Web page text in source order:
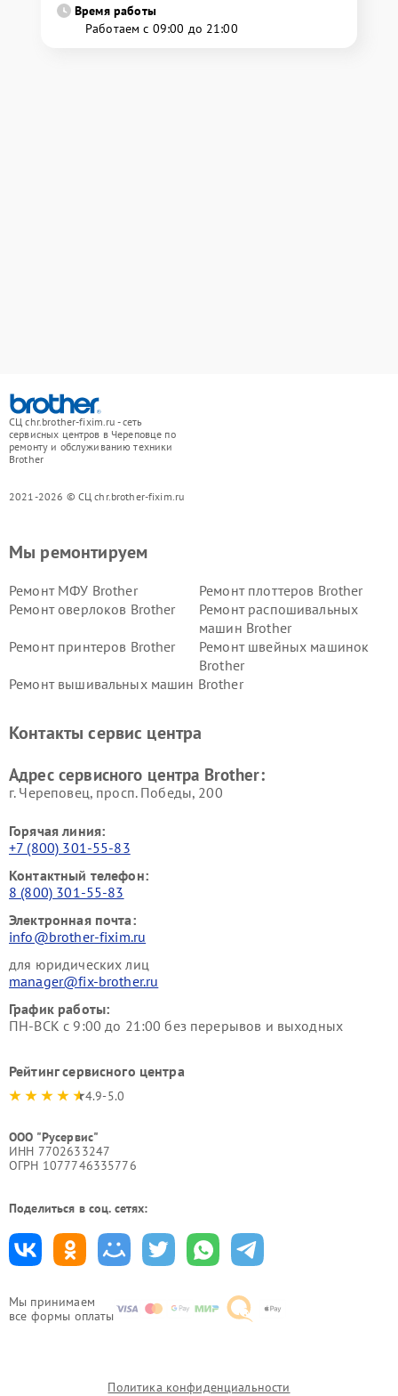
Время работы
Работаем с 09:00 до 21:00
СЦ chr.brother-fixim.ru - сеть
сервисных центров в Череповце по
ремонту и обслуживанию техники
Brother
2021-2026 © СЦ chr.brother-fixim.ru
Мы принимаем
все формы оплаты
Мы ремонтируем
Ремонт МФУ Brother
Ремонт плоттеров Brother
Ремонт оверлоков Brother
Ремонт распошивальных
машин Brother
Ремонт принтеров Brother
Ремонт швейных машинок
Brother
Ремонт вышивальных машин Brother
Контакты сервис центра
Адрес сервисного центра Brother:
г. Череповец, просп. Победы, 200
Горячая линия:
+7 (800) 301-55-83
Контактный телефон:
8 (800) 301-55-83
Электронная почта:
info@brother-fixim.ru
для юридических лиц
manager@fix-brother.ru
График работы:
ПН-ВСК с 9:00 до 21:00 без перерывов и выходных
Рейтинг сервисного центра
4.9-5.0
ООО "Русервис"
ИНН 7702633247
ОГРН 1077746335776
Поделиться в соц. сетях:
Политика конфиденциальности